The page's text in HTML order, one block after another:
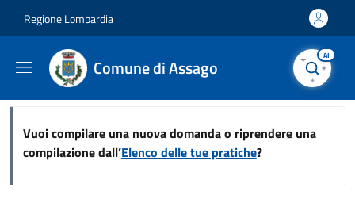
Regione Lombardia
Comune di Assago
AI
Vuoi compilare una nuova domanda o riprendere una
compilazione dall’Elenco delle tue pratiche?